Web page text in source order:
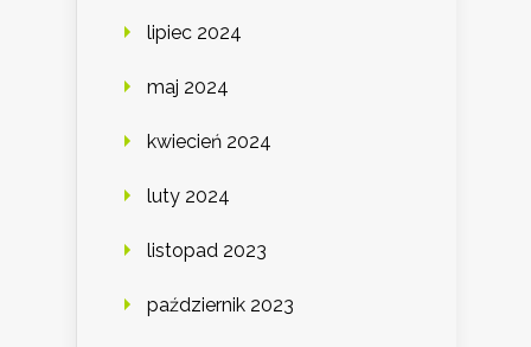
lipiec 2024
maj 2024
kwiecień 2024
luty 2024
listopad 2023
październik 2023